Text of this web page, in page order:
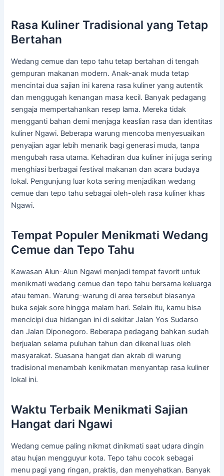
Rasa Kuliner Tradisional yang Tetap
Bertahan
Wedang cemue dan tepo tahu tetap bertahan di tengah
gempuran makanan modern. Anak-anak muda tetap
mencintai dua sajian ini karena rasa kuliner yang autentik
dan menggugah kenangan masa kecil. Banyak pedagang
sengaja mempertahankan resep lama. Mereka tidak
mengganti bahan demi menjaga keaslian rasa dan identitas
kuliner Ngawi. Beberapa warung mencoba menyesuaikan
penyajian agar lebih menarik bagi generasi muda, tanpa
mengubah rasa utama. Kehadiran dua kuliner ini juga sering
menghiasi berbagai festival makanan dan acara budaya
lokal. Pengunjung luar kota sering menjadikan wedang
cemue dan tepo tahu sebagai oleh-oleh rasa kuliner khas
Ngawi.
Tempat Populer Menikmati Wedang
Cemue dan Tepo Tahu
Kawasan Alun-Alun Ngawi menjadi tempat favorit untuk
menikmati wedang cemue dan tepo tahu bersama keluarga
atau teman. Warung-warung di area tersebut biasanya
buka sejak sore hingga malam hari. Selain itu, kamu bisa
mencicipi dua hidangan ini di sekitar Jalan Yos Sudarso
dan Jalan Diponegoro. Beberapa pedagang bahkan sudah
berjualan selama puluhan tahun dan dikenal luas oleh
masyarakat. Suasana hangat dan akrab di warung
tradisional menambah kenikmatan menyantap rasa kuliner
lokal ini.
Waktu Terbaik Menikmati Sajian
Hangat dari Ngawi
Wedang cemue paling nikmat dinikmati saat udara dingin
atau hujan mengguyur kota. Tepo tahu cocok sebagai
menu pagi yang ringan, praktis, dan menyehatkan. Banyak